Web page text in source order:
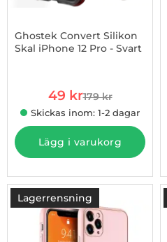
Ghostek Convert Silikon
Skal iPhone 12 Pro - Svart
rea pris
49 krtidigare pris
179 kr
Skickas inom: 1-2 dagar
Lägg i varukorg
Lagerrensning